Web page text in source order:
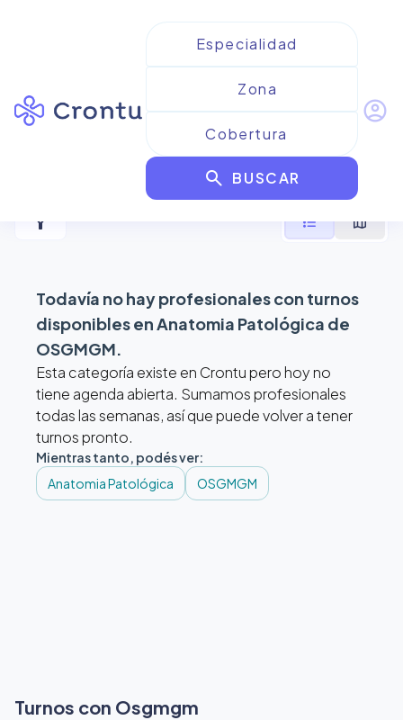
search BUSCAR
account_circle
Resultados paraAnatomia
Patológica de OSGMGM
filter_alt format_list_bulleted map
Todavía no hay profesionales con turnos
disponibles enAnatomia Patológica de
OSGMGM.
Esta categoría existe en Crontu pero hoy no
tiene agenda abierta. Sumamos profesionales
todas las semanas, así que puede volver a tener
turnos pronto.
Mientras tanto, podés ver:
Anatomia Patológica
OSGMGM
Turnos con Osgmgm